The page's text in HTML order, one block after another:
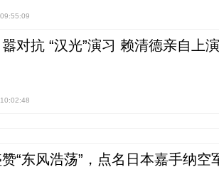
对抗 “汉光”演习 赖清德亲自上
“东风浩荡”，点名日本嘉手纳空